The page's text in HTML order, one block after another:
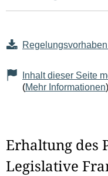
Inhalt dieser Seite
(Mehr Informationen)
Erhaltung des
Legislative